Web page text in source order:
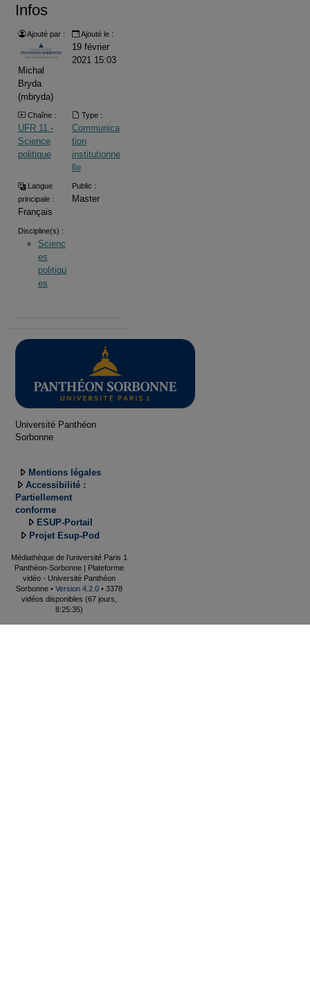
Infos
Ajouté par :
Michal
Bryda
(mbryda)
Ajouté le :
19 février
2021 15:03
Chaîne :
UFR 11 -
Science
politique
Type :
Communica
tion
institutionne
lle
Langue
principale :
Français
Public :
Master
Discipline(s) :
Scienc
es
politiqu
es
Université Panthéon
Sorbonne
Mentions légales
Accessibilité :
Partiellement
conforme
ESUP-Portail
Projet Esup-Pod
Médiathèque de l'université Paris 1
Panthéon-Sorbonne | Plateforme
vidéo - Université Panthéon
Sorbonne • Version 4.2.0 • 3378
vidéos disponibles (67 jours,
8:25:35)